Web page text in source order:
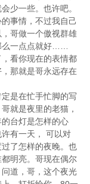
少一些。也许吧。
事情，不过我自己
哥做一个傲视群雄
么一点点就好……
看你现在的表情都
那就是哥永远存在
是在忙手忙脚的写
就是夜里的老猫，
台灯是怎样的心
有一天， 可以对
了怎样的夜晚。也
明亮。哥现在偶尔
道，哥，这个夜光